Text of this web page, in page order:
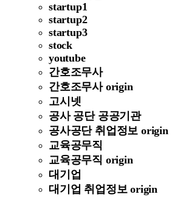
startup1
startup2
startup3
stock
youtube
간호조무사
간호조무사 origin
고시넷
공사 공단 공공기관
공사공단 취업정보 origin
교육공무직
교육공무직 origin
대기업
대기업 취업정보 origin